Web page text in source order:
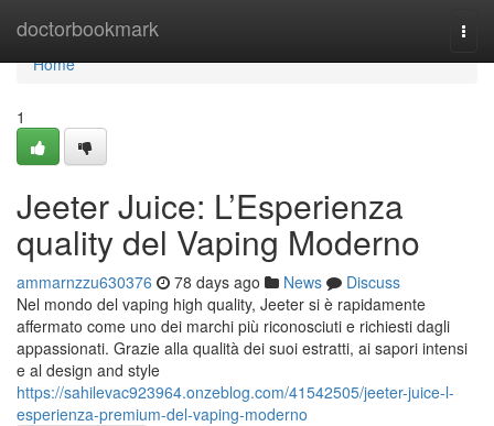
doctorbookmark
Home
Home
1
Jeeter Juice: L’Esperienza
quality del Vaping Moderno
ammarnzzu630376 78 days ago News
Discuss
Nel mondo del vaping high quality, Jeeter si è rapidamente
affermato come uno dei marchi più riconosciuti e richiesti dagli
appassionati. Grazie alla qualità dei suoi estratti, ai sapori intensi
e al design and style
https://sahilevac923964.onzeblog.com/41542505/jeeter-juice-l-
esperienza-premium-del-vaping-moderno